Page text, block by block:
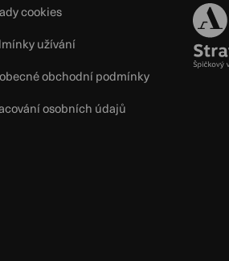
cookies
užívání
obchodní podmínky
osobních údajů